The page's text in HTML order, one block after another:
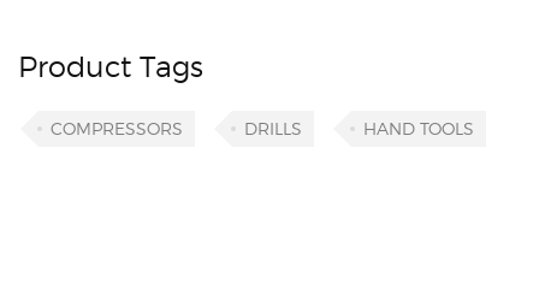
Product Tags
COMPRESSORS DRILLS HAND TOOLS